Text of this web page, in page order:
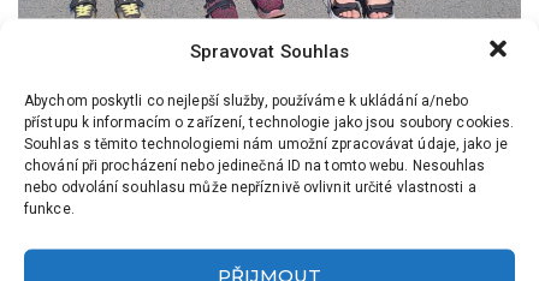
Spravovat Souhlas
Abychom poskytli co nejlepší služby, používáme k ukládání a/nebo
přístupu k informacím o zařízení, technologie jako jsou soubory cookies.
Souhlas s těmito technologiemi nám umožní zpracovávat údaje, jako je
chování při procházení nebo jedinečná ID na tomto webu. Nesouhlas
nebo odvolání souhlasu může nepříznivě ovlivnit určité vlastnosti a
funkce.
PŘIJMOUT